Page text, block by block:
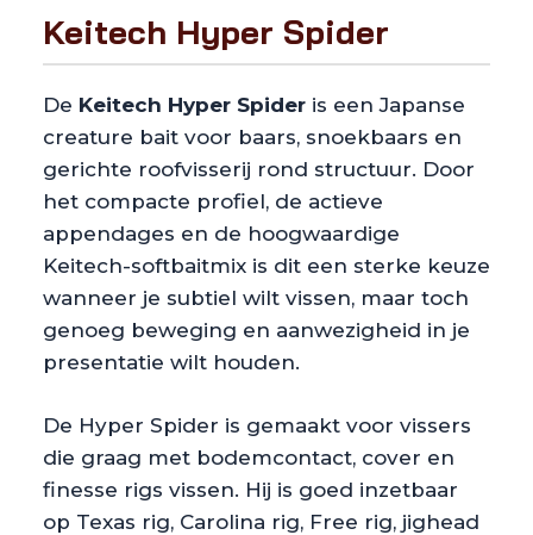
Keitech Hyper Spider
De Keitech Hyper Spider is een Japanse
creature bait voor baars, snoekbaars en
gerichte roofvisserij rond structuur. Door
het compacte profiel, de actieve
appendages en de hoogwaardige
Keitech-softbaitmix is dit een sterke keuze
wanneer je subtiel wilt vissen, maar toch
genoeg beweging en aanwezigheid in je
presentatie wilt houden.
De Hyper Spider is gemaakt voor vissers
die graag met bodemcontact, cover en
finesse rigs vissen. Hij is goed inzetbaar
op Texas rig, Carolina rig, Free rig, jighead